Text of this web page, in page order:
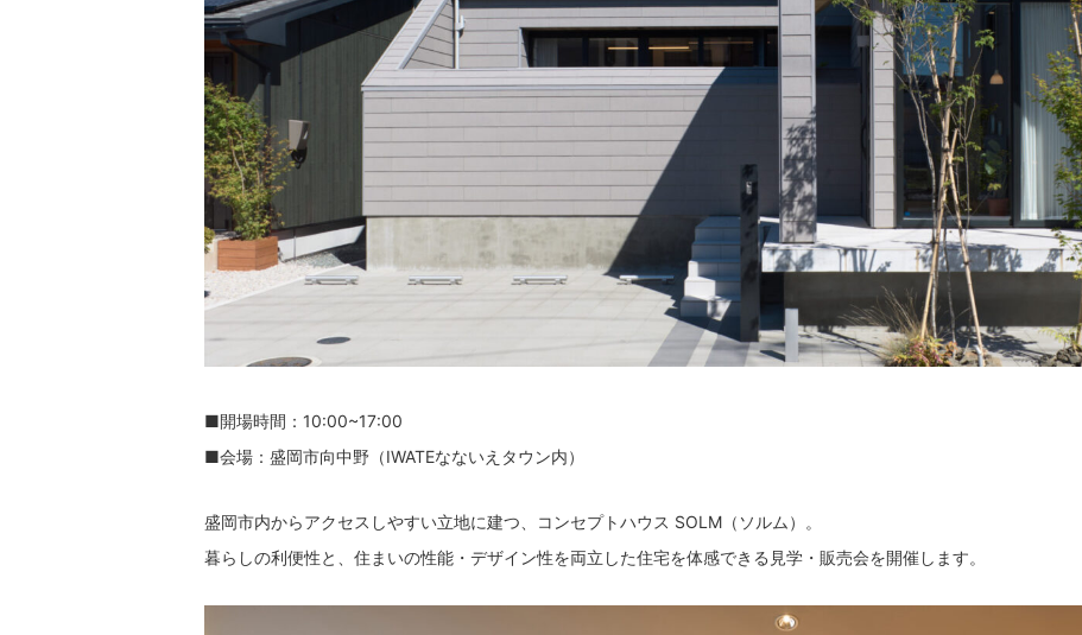
■開場時間：10:00~17:00
■会場：盛岡市向中野（IWATEなないえタウン内）
盛岡市内からアクセスしやすい立地に建つ、コンセプトハウス SOLM（ソルム）。
暮らしの利便性と、住まいの性能・デザイン性を両立した住宅を体感できる見学・販売会を開催します。